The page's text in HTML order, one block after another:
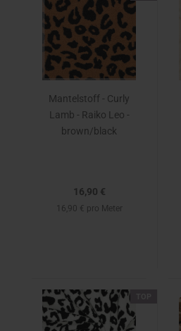
Mantelstoff - Curly
Lamb - Raiko Leo -
brown/black
16,90 €
16,90 € pro Meter